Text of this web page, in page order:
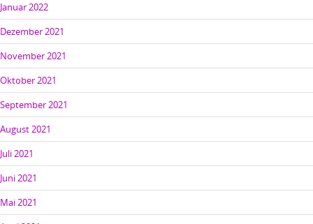
Januar 2022
Dezember 2021
November 2021
Oktober 2021
September 2021
August 2021
Juli 2021
Juni 2021
Mai 2021